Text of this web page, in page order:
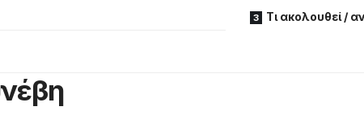
Τι ακολουθεί /